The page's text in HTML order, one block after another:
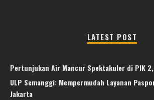
LATEST POST
Pertunjukan Air Mancur Spektakuler di PIK
ULP Semanggi: Mempermudah Layanan
Jakarta